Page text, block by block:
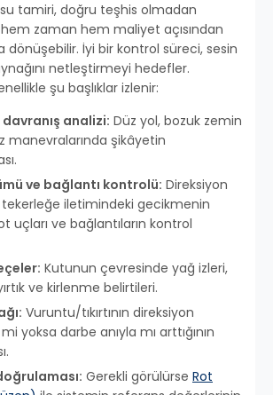
tamiri, doğru teşhis olmadan
hem zaman hem maliyet açısından
dönüşebilir. İyi bir kontrol süreci, sesin
netleştirmeyi hedefler.
şu başlıklar izlenir:
analizi: Düz yol, bozuk zemin
manevralarında şikâyetin
ve bağlantı kontrolü: Direksiyon
iletimindeki gecikmenin
uçları ve bağlantıların kontrol
Kutunun çevresinde yağ izleri,
ve kirlenme belirtileri.
Vuruntu/tıkırtının direksiyon
yoksa darbe anıyla mı arttığının
Gerekli görülürse Rot